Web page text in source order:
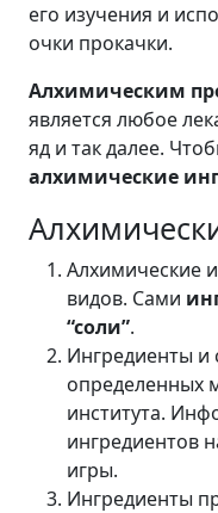
его изучения и
очки прокачки.
Алхимическим
является любое
яд и так далее.
алхимические
Алхимические
видов. Сами
“соли”.
Ингредиенты
определенных
института.
ингредиентов
игры.
Ингредиенты